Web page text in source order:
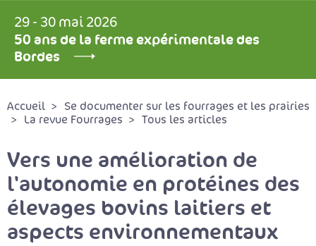
29 - 30 mai 2026
50 ans de la ferme expérimentale des
Bordes
Accueil
Se documenter sur les fourrages et les prairies
La revue Fourrages
Tous les articles
Vers une amélioration de
l'autonomie en protéines des
élevages bovins laitiers et
aspects environnementaux